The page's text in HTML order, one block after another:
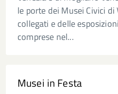
le porte dei Musei Civici di
collegati e delle
comprese nel...
Musei in Festa